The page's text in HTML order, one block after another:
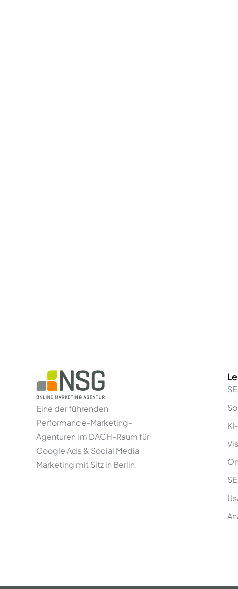
Eine der führenden
Performance-Marketing-
Agenturen im DACH-Raum für
Google Ads & Social Media
Marketing mit Sitz in Berlin.